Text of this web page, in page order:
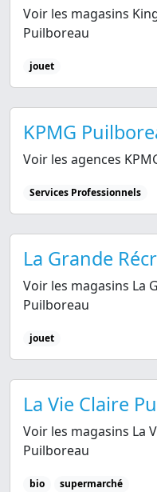
Voir les magasins
Puilboreau
jouet
KPMG
Voir les agences
Services Professionnels
La Grande
Voir les magasins La
Puilboreau
jouet
La Vie Claire
Voir les magasins La
Puilboreau
bio supermarché